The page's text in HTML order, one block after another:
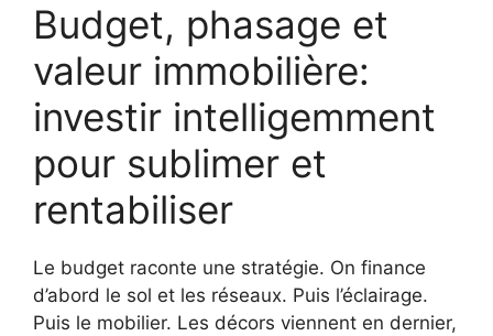
Budget, phasage et
valeur immobilière:
investir intelligemment
pour sublimer et
rentabiliser
Le budget raconte une stratégie. On finance
d’abord le sol et les réseaux. Puis l’éclairage.
Puis le mobilier. Les décors viennent en dernier,